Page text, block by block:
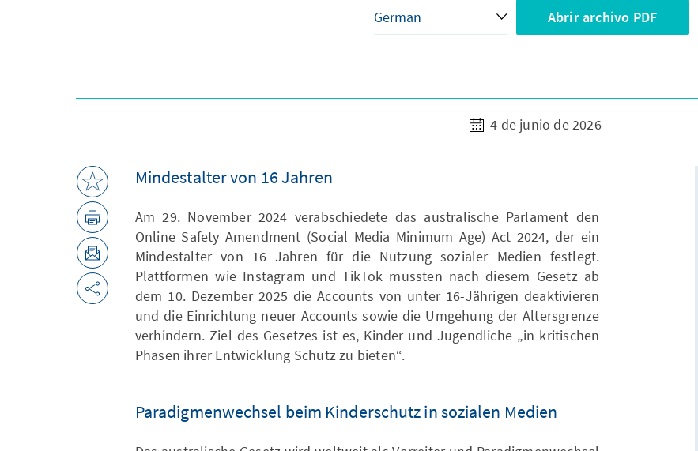
Abrir archivo PDF
4 de junio de 2026
Mindestalter von 16 Jahren
Am 29. November 2024 verabschiedete das australische Parlament den
Online Safety Amendment (Social Media Minimum Age) Act 2024, der ein
Mindestalter von 16 Jahren für die Nutzung sozialer Medien festlegt.
Plattformen wie Instagram und TikTok mussten nach diesem Gesetz ab
dem 10. Dezember 2025 die Accounts von unter 16-Jährigen deaktivieren
und die Einrichtung neuer Accounts sowie die Umgehung der Altersgrenze
verhindern. Ziel des Gesetzes ist es, Kinder und Jugendliche „in kritischen
Phasen ihrer Entwicklung Schutz zu bieten“.
Paradigmenwechsel beim Kinderschutz in sozialen Medien